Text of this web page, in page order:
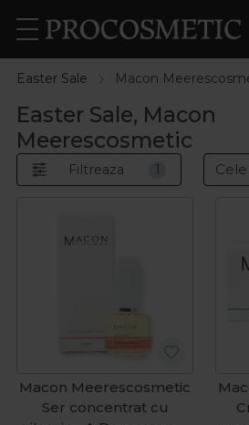
Easter Sale Macon
Easter Sale, Macon
Meerescosmetic
Filtreaza 1
Macon Meerescosmetic
Ser concentrat cu